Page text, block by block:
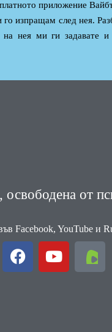
приложение
го изпращам след нея.
нея ми ги задавате
освободена от
Facebook, YouTube и
F
a
Y
o